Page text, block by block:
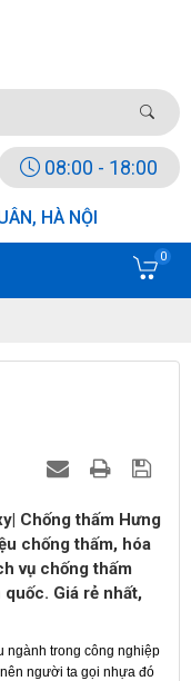
08:00 - 18:00
HÀ NỘI
0
Chống thấm Hưng
chống thấm, hóa
vụ chống thấm
Giá rẻ nhất,
ngành trong công nghiệp
người ta gọi nhựa đó